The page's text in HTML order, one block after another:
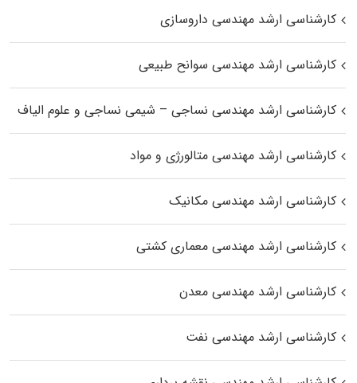
کارشناسی ارشد مهندسی داروسازی
کارشناسی ارشد مهندسی سوانح طبیعی
کارشناسی ارشد مهندسی نساجی – شیمی نساجی و علوم الیاف
کارشناسی ارشد مهندسی متالورژی و مواد
کارشناسی ارشد مهندسی مکانیک
کارشناسی ارشد مهندسی معماری کشتی
کارشناسی ارشد مهندسی معدن
کارشناسی ارشد مهندسی نفت